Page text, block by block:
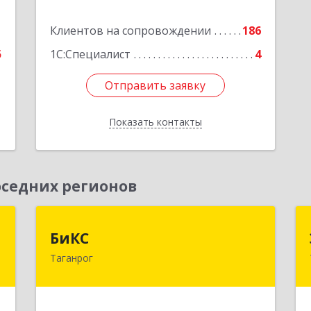
Клиентов на сопровождении
186
1С:Специалист
4
Отправить заявку
Показать контакты
Подробнее
Отправить заявку
Назад
регионов
БиКС
Таганрог
347900, Ростовская обл, Таганрог г,